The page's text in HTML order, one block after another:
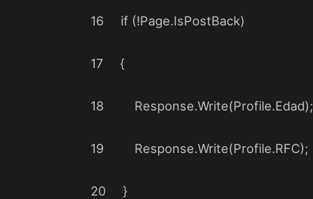
16 if (!Page.IsPostBack)
17 {
18 Response.Write(Profile.Edad);
19 Response.Write(Profile.RFC);
20 }